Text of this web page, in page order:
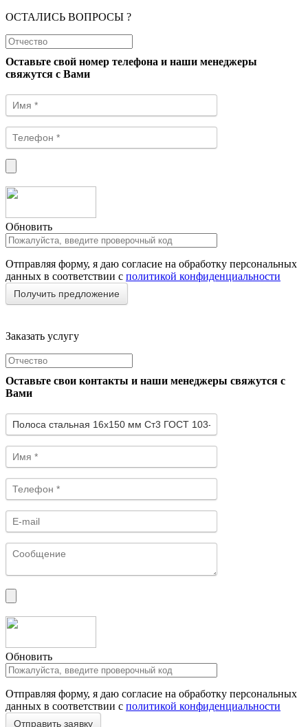
ОСТАЛИСЬ ВОПРОСЫ ?
Оставьте свой номер телефона и наши менеджеры
свяжутся с Вами
Обновить
Отправляя форму, я даю согласие на обработку персональных
данных в соответствии с политикой конфиденциальности
Заказать услугу
Оставьте свои контакты и наши менеджеры свяжутся с
Вами
Обновить
Отправляя форму, я даю согласие на обработку персональных
данных в соответствии с политикой конфиденциальности